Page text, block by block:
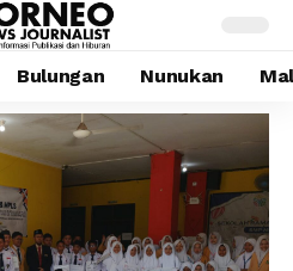
Bulungan Nunukan